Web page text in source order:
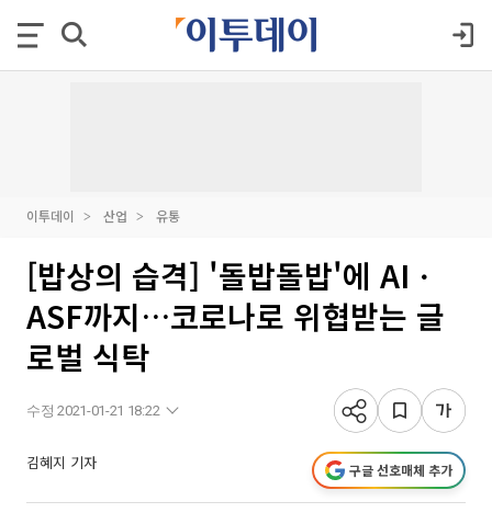
이투데이 산업 유통
[밥상의 습격] '돌밥돌밥'에 AIㆍ
ASF까지…코로나로 위협받는 글
로벌 식탁
수정 2021-01-21 18:22
김혜지 기자 구글 선호매체 추가